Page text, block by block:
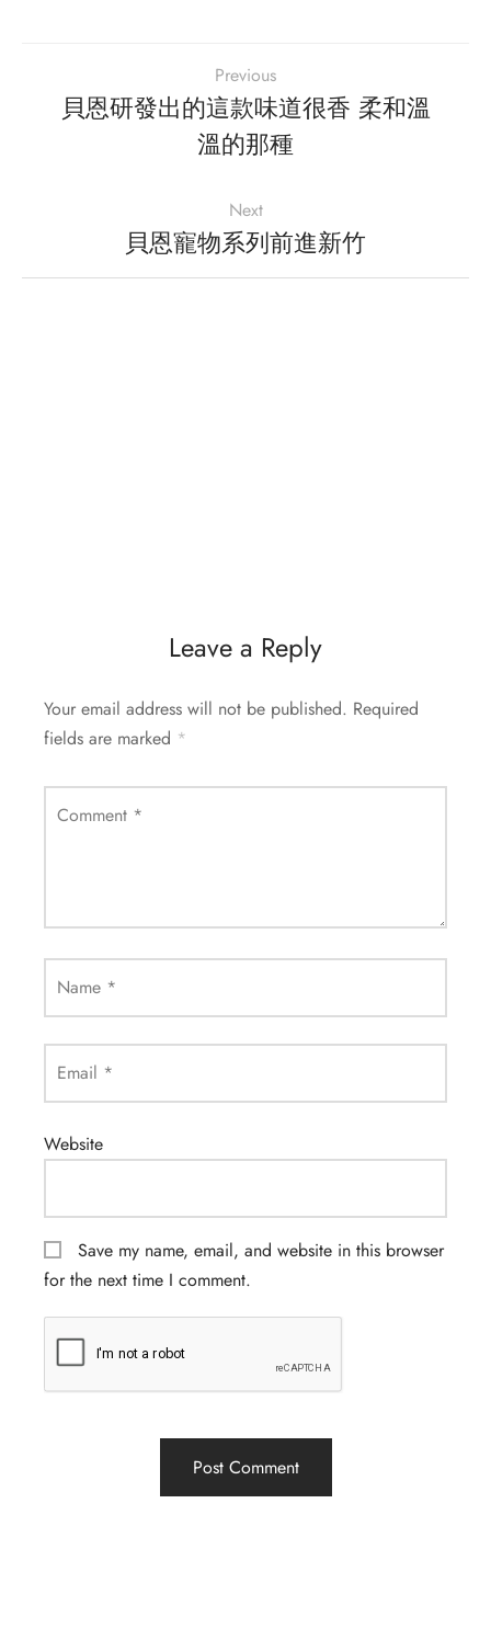
Previous
貝恩研發出的這款味道很香 柔和溫
溫的那種
Next
貝恩寵物系列前進新竹
Leave a Reply
Your email address will not be published. Required
fields are marked *
Comment *
Name *
Email *
Website
Save my name, email, and website in this browser
for the next time I comment.